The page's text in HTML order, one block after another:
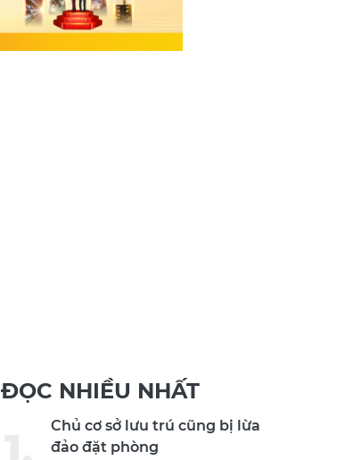
ĐỌC NHIỀU NHẤT
Chủ cơ sở lưu trú cũng bị lừa
đảo đặt phòng